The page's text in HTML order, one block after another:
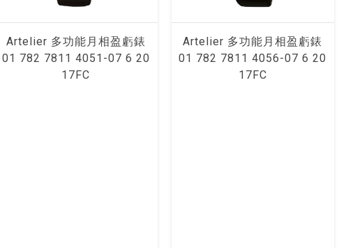
Artelier 多功能月相盈虧錶
01 782 7811 4051-07 6 20
17FC
Artelier 多功能月相盈虧錶
01 782 7811 4056-07 6 20
17FC